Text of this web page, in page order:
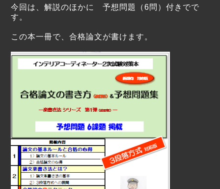
今回は、解説のほかに 予想問題（6問）付きでで
す。
この本一冊で、合格論文が書けます。